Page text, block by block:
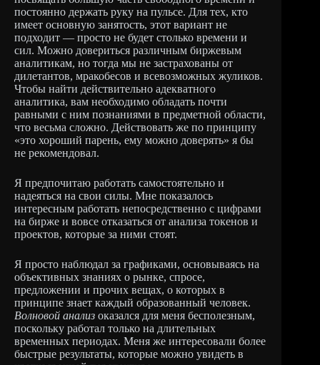
постоянно держать руку на пульсе. Для тех, кто
имеет основную занятость, этот вариант не
подходит — просто не будет столько времени и
сил. Можно довериться различным биржевым
аналитикам, но тогда мы не застрахованы от
дилетантов, мракобесов и всевозможных жуликов.
Чтобы найти действительно адекватного
аналитика, вам необходимо обладать почти
равными с ним познаниями в предметной области,
что весьма сложно. Действовать же по принципу
«это хороший парень, ему можно доверять» я бы
не рекомендовал.
Я предпочитаю работать самостоятельно и
надеяться на свои силы. Мне показалось
интересным работать непосредственно с цифрами
на бирже и вовсе отказаться от анализа токенов и
проектов, которые за ними стоят.
Я просто наблюдал за графиками, основываясь на
объективных знаниях о рынке, спросе,
предложении и прочих вещах, о которых в
принципе знает каждый образованный человек.
Волновой анализ оказался для меня бесполезным,
поскольку работал только на длительных
временных периодах. Меня же интересовали более
быстрые результаты, которые можно увидеть в